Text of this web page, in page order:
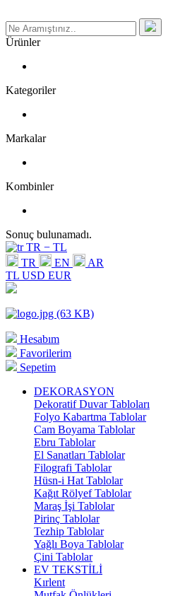
Ürünler
Kategoriler
Markalar
Kombinler
Sonuç bulunamadı.
TR − TL
TR
EN
AR
TL USD EUR
Hesabım
Favorilerim
Sepetim
DEKORASYON
Dekoratif Duvar Tabloları
Folyo Kabartma Tablolar
Cam Boyama Tablolar
Ebru Tablolar
El Sanatları Tablolar
Filografi Tablolar
Hüsn-i Hat Tablolar
Kağıt Rölyef Tablolar
Maraş İşi Tablolar
Pirinç Tablolar
Tezhip Tablolar
Yağlı Boya Tablolar
Çini Tablolar
EV TEKSTİLİ
Kırlent